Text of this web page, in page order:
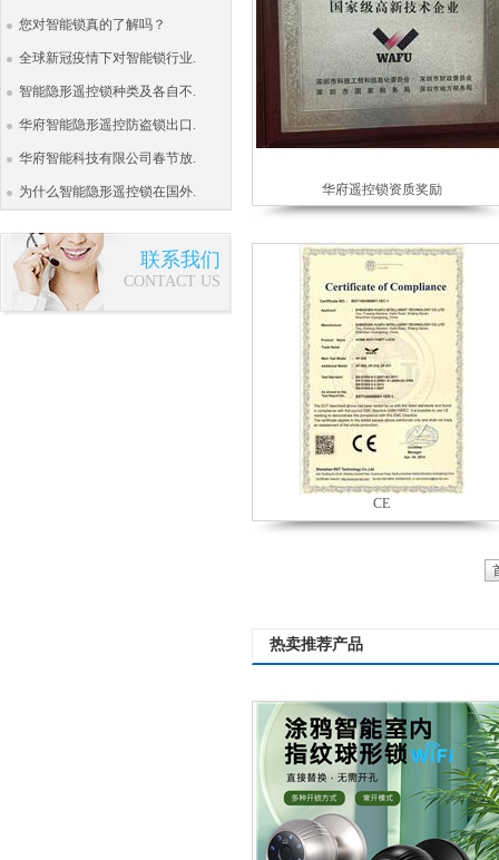
您对智能锁真的了解吗？
全球新冠疫情下对智能锁行业.
智能隐形遥控锁种类及各自不.
华府智能隐形遥控防盗锁出口.
华府智能科技有限公司春节放.
为什么智能隐形遥控锁在国外.
联系我们
CONTACT US
华府遥控锁资质奖励
CE
热卖推荐产品